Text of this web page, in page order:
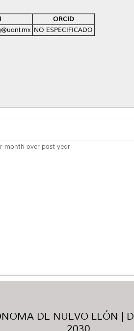
ORCID
NO ESPECIFICADO
month over past year
DE NUEVO LEÓN |